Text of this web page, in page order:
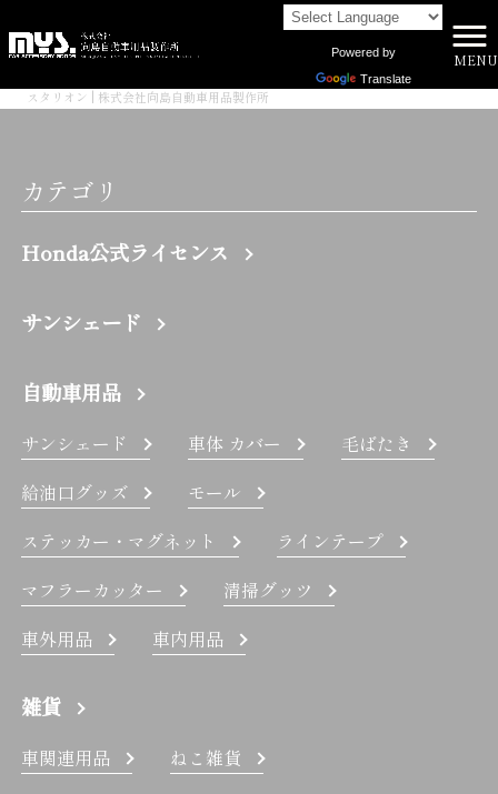
Powered by
Translate
MENU
スタリオン | 株式会社向島自動車用品製作所
カテゴリ
Honda公式ライセンス
サンシェード
自動車用品
サンシェード 車体 カバー
毛ばたき
給油口グッズ
モール
ステッカー・マグネット
ラインテープ
マフラーカッター
清掃グッツ
車外用品
車内用品
雑貨
車関連用品 ねこ雑貨